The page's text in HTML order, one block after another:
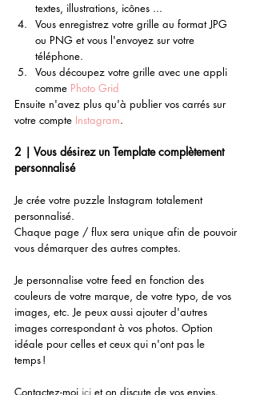
textes, illustrations, icônes ...
Vous enregistrez votre grille au format JPG
ou PNG et vous l'envoyez sur votre
téléphone.
Vous découpez votre grille avec une appli
comme Photo Grid
Ensuite n'avez plus qu'à publier vos carrés sur
votre compte Instagram.
2 | Vous désirez un Template complètement
personnalisé
Je crée votre puzzle Instagram totalement
personnalisé.
Chaque page / flux sera unique afin de pouvoir
vous démarquer des autres comptes.
Je personnalise votre feed en fonction des
couleurs de votre marque, de votre typo, de vos
images, etc. Je peux aussi ajouter d'autres
images correspondant à vos photos. Option
idéale pour celles et ceux qui n'ont pas le
temps !
Contactez-moi ici et on discute de vos envies.